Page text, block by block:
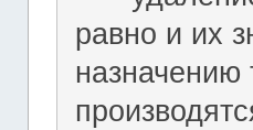
равно и их
назначению